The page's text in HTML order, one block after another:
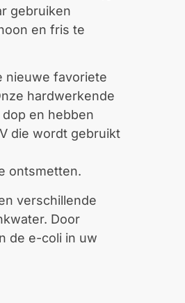
gebruiken
en fris te
nieuwe favoriete
hardwerkende
en hebben
die wordt gebruikt
ontsmetten.
verschillende
Door
de e-coli in uw